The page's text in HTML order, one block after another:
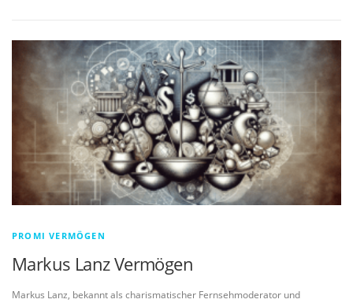
PROMI VERMÖGEN
Markus Lanz Vermögen
Markus Lanz, bekannt als charismatischer Fernsehmoderator und